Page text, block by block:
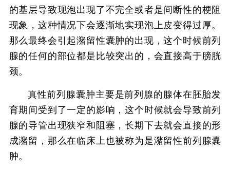
的基层导致现泡出现了不完全或者是间断性的梗阻
现象，这种情况下会逐渐地实现泡上皮变得过厚。
那么最终会引起潴留性囊肿的出现，这个时候前列
腺的任何的部位都是比较突出的，会直接高于膀胱
颈。
真性前列腺囊肿主要是前列腺的腺体在胚胎发
育期间受到了一定的影响，这个时候就会导致前列
腺的导管出现狭窄和阻塞，长期下去就会直接的形
成潴留，那么在临床上也被称为是潴留性前列腺囊
肿。